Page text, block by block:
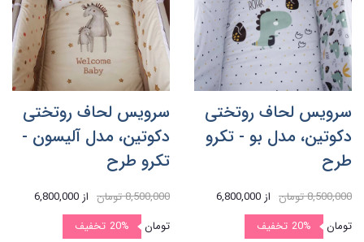
سرویس لحاف روتختی
دکوتین، مدل بو - تکرو
طرح
8,500,000 تومان از 6,800,000
تومان
20% تخفیف
سرویس لحاف روتختی
دکوتین، مدل آلیسون -
تکرو طرح
8,500,000 تومان از 6,800,000
تومان
20% تخفیف